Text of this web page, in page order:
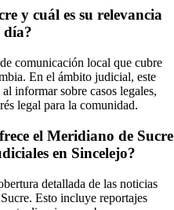
y cuál es su relevancia
día?
comunicación local que cubre
En el ámbito judicial, este
informar sobre casos legales,
legal para la comunidad.
el Meridiano de Sucre
en Sincelejo?
detallada de las noticias
Esto incluye reportajes